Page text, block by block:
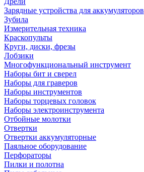
Зарядные устройства для аккумуляторов
Зубила
Измерительная техника
Краскопульты
Круги, диски, фрезы
Лобзики
Многофункциональный инструмент
Наборы бит и сверел
Наборы для граверов
Наборы инструментов
Наборы торцевых головок
Наборы электроинструмента
Отбойные молотки
Отвертки
Отвертки аккумуляторные
Паяльное оборудование
Перфораторы
Пилки и полотна